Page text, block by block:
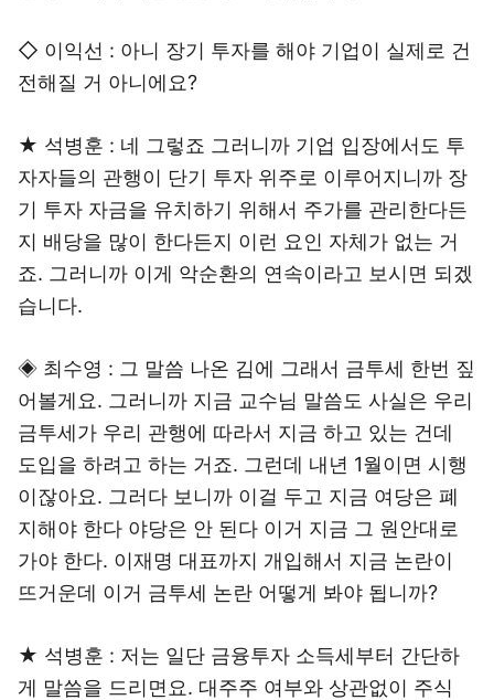
◇ 이익선 : 아니 장기 투자를 해야 기업이 실제로 건
전해질 거 아니에요?
★ 석병훈 : 네 그렇죠 그러니까 기업 입장에서도 투
자자들의 관행이 단기 투자 위주로 이루어지니까 장
기 투자 자금을 유치하기 위해서 주가를 관리한다든
지 배당을 많이 한다든지 이런 요인 자체가 없는 거
죠. 그러니까 이게 악순환의 연속이라고 보시면 되겠
습니다.
◈ 최수영 : 그 말씀 나온 김에 그래서 금투세 한번 짚
어볼게요. 그러니까 지금 교수님 말씀도 사실은 우리
금투세가 우리 관행에 따라서 지금 하고 있는 건데
도입을 하려고 하는 거죠. 그런데 내년 1월이면 시행
이잖아요. 그러다 보니까 이걸 두고 지금 여당은 폐
지해야 한다 야당은 안 된다 이거 지금 그 원안대로
가야 한다. 이재명 대표까지 개입해서 지금 논란이
뜨거운데 이거 금투세 논란 어떻게 봐야 됩니까?
★ 석병훈 : 저는 일단 금융투자 소득세부터 간단하
게 말씀을 드리면요. 대주주 여부와 상관없이 주식